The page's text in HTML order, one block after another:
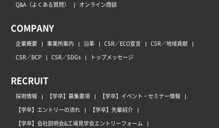
Q&A（よくある質問）
オンライン商談
COMPANY
企業概要 事業所案内 沿革 CSR／ECO宣言
CSR／地域貢献
CSR／BCP
CSR／SDGs トップメッセージ
RECRUIT
採用情報 【学卒】募集要項
【学卒】イベント・セミナー情報
【学卒】エントリーの流れ
【学卒】先輩紹介
【学卒】会社説明会&工場見学会エントリーフォーム